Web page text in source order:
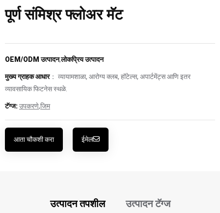
पूर्ण संमिश्र फ्लोअर मॅट
OEM/ODM उत्पादन,लोकप्रिय उत्पादन
मुख्य ग्राहक आधार： व्यायामशाळा, आरोग्य क्लब, हॉटेल्स, अपार्टमेंट्स आणि इतर
व्यावसायिक फिटनेस स्थळे.
टॅग्ज:उपकरणे,जिम
आता चौकशी करा ईमेल
उत्पादन तपशील उत्पादन टॅग्ज